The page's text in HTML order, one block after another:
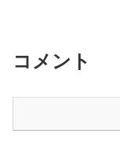
コメント